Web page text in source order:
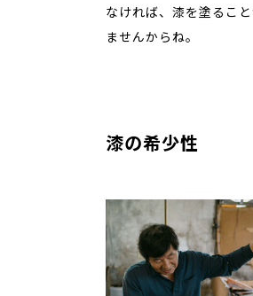
なければ、漆を塗るこ
ませんからね。
漆の希少性